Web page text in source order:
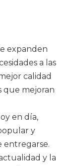
expanden
a las
calidad
que mejoran
en día,
y
entregarse.
y la